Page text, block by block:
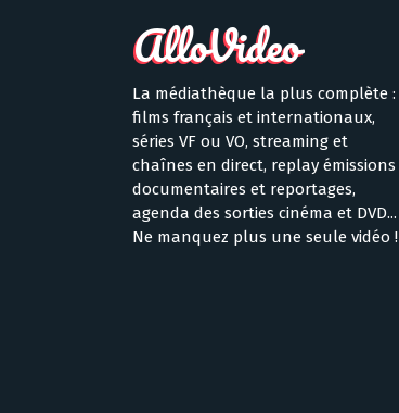
La médiathèque la plus complète :
films français et internationaux,
séries VF ou VO, streaming et
chaînes en direct, replay émissions
documentaires et reportages,
agenda des sorties cinéma et DVD...
Ne manquez plus une seule vidéo !